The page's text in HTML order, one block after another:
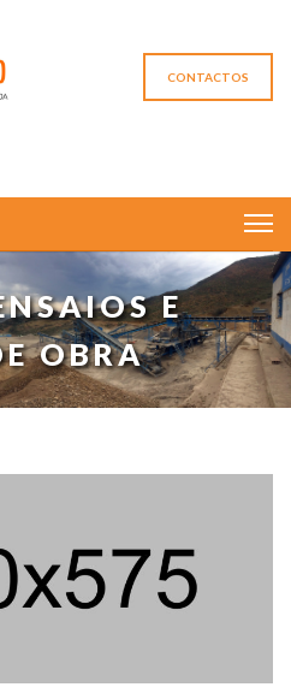
CONTACTOS
E
OBRA